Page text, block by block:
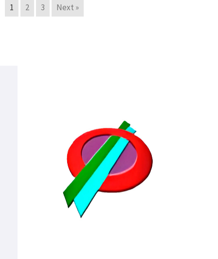
1 2 3 Next »